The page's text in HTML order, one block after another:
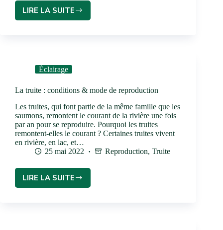
LIRE LA SUITE
Éclairage
La truite : conditions & mode de reproduction
Les truites, qui font partie de la même famille que les
saumons, remontent le courant de la rivière une fois
par an pour se reproduire. Pourquoi les truites
remontent-elles le courant ? Certaines truites vivent
en rivière, en lac, et…
25 mai 2022
Reproduction, Truite
LIRE LA SUITE